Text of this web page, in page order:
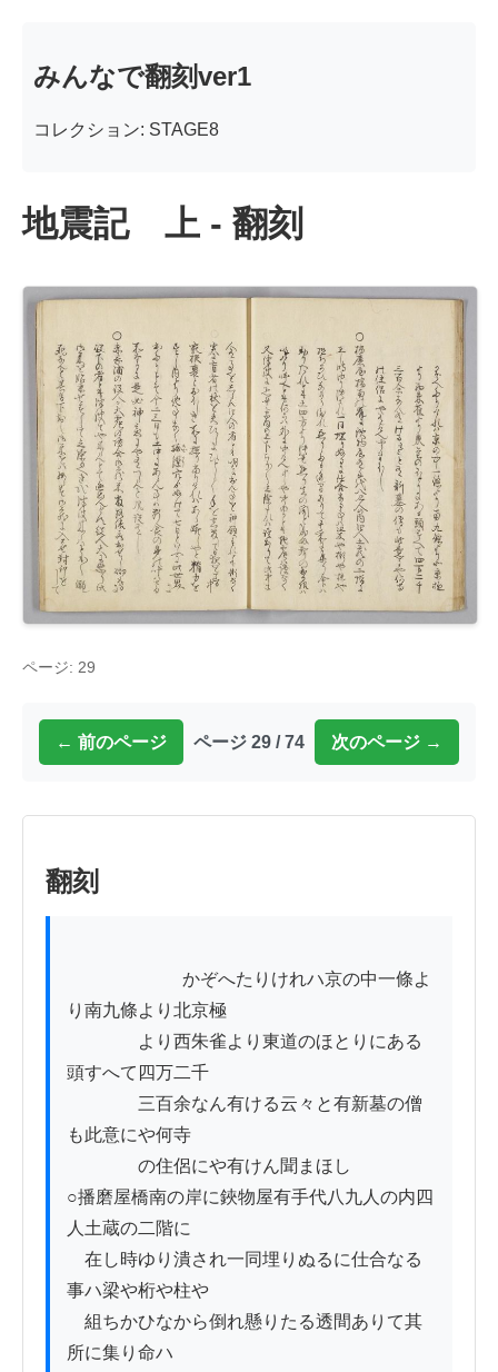
みんなで翻刻ver1
コレクション: STAGE8
地震記 上 - 翻刻
ページ: 29
← 前のページ ページ 29 / 74 次のページ →
翻刻
り南九條より北京極
より西朱雀より東道のほとりにある
頭すへて四万二千
三百余なん有ける云々と有新墓の僧
も此意にや何寺
の住侶にや有けん聞まほし
○播磨屋橋南の岸に鋏物屋有手代八九人の内四
人土蔵の二階に
在し時ゆり潰され一同埋りぬるに仕合なる
事ハ梁や桁や柱や
組ちかひなから倒れ懸りたる透間ありて其
所に集り命ハ